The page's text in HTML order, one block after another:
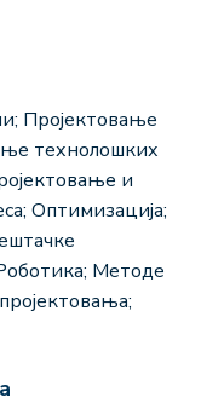
Пројектовање
технолошких
и
Оптимизација;
Методе